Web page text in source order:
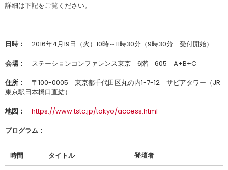
詳細は下記をご覧ください。
日時： 2016年4月19日（火）10時～11時30分（9時30分 受付開始）
会場： ステーションコンファレンス東京 6階 605 A+B+C
住所： 〒100-0005 東京都千代田区丸の内1-7-12 サピアタワー（JR
東京駅日本橋口直結）
地図： https://www.tstc.jp/tokyo/access.html
プログラム：
時間 タイトル 登壇者